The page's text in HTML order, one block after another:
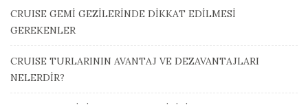
CRUISE GEMİ GEZİLERİNDE DİKKAT EDİLMESİ
GEREKENLER
CRUISE TURLARININ AVANTAJ VE DEZAVANTAJLARI
NELERDİR?